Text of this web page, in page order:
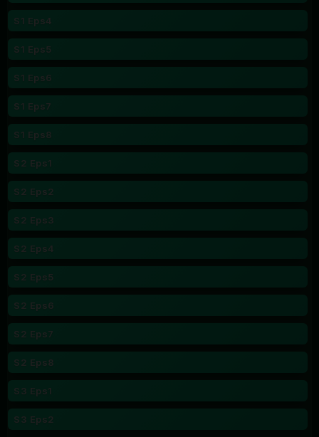
S1 Eps4
S1 Eps5
S1 Eps6
S1 Eps7
S1 Eps8
S2 Eps1
S2 Eps2
S2 Eps3
S2 Eps4
S2 Eps5
S2 Eps6
S2 Eps7
S2 Eps8
S3 Eps1
S3 Eps2